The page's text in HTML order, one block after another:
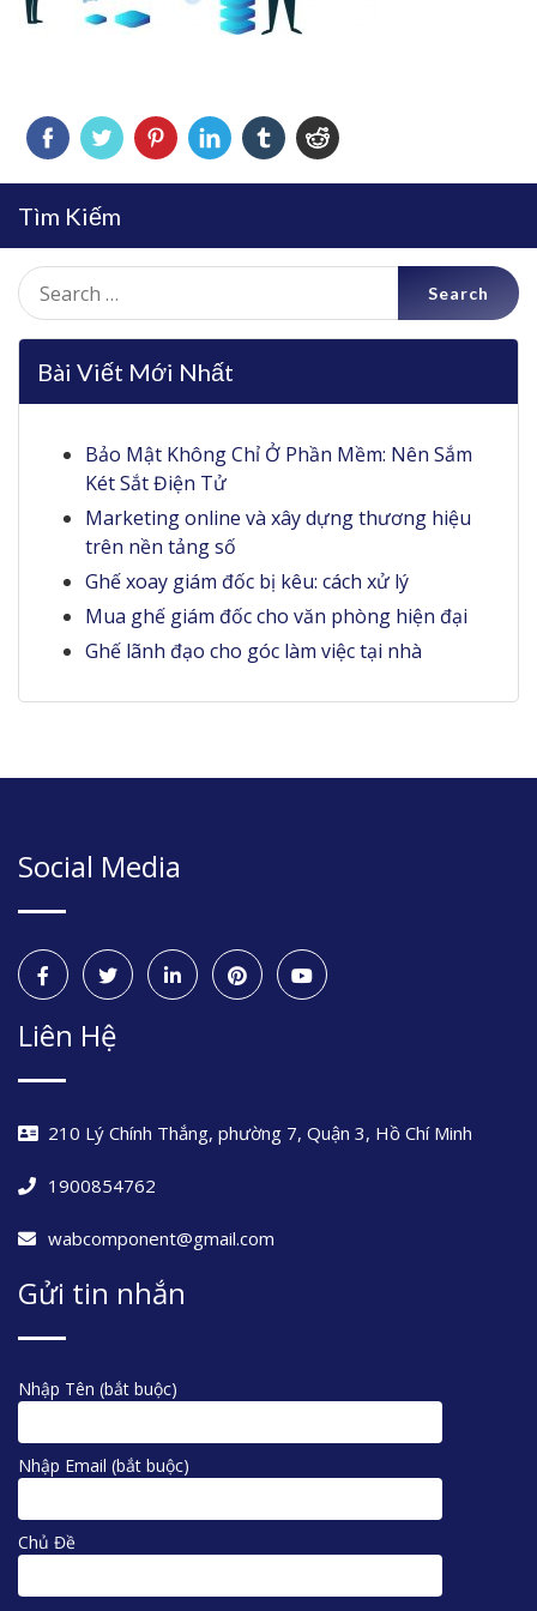
Tìm Kiếm
Search
for:
Bài Viết Mới Nhất
Bảo Mật Không Chỉ Ở Phần Mềm: Nên Sắm
Két Sắt Điện Tử
Marketing online và xây dựng thương hiệu
trên nền tảng số
Ghế xoay giám đốc bị kêu: cách xử lý
Mua ghế giám đốc cho văn phòng hiện đại
Ghế lãnh đạo cho góc làm việc tại nhà
Social Media
Liên Hệ
210 Lý Chính Thắng, phường 7, Quận 3, Hồ Chí Minh
1900854762
wabcomponent@gmail.com
Gửi tin nhắn
Nhập Tên (bắt buộc)
Nhập Email (bắt buộc)
Chủ Đề